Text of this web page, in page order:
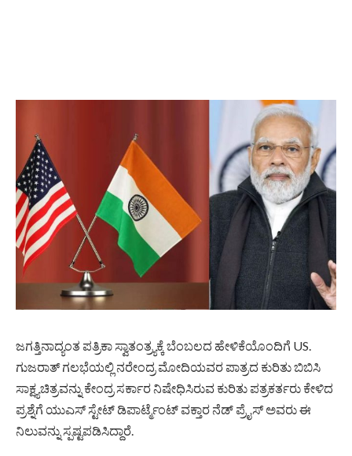
ಜಗತ್ತಿನಾದ್ಯಂತ ಪತ್ರಿಕಾ ಸ್ವಾತಂತ್ರ್ಯಕ್ಕೆ ಬೆಂಬಲದ ಹೇಳಿಕೆಯೊಂದಿಗೆ US.
ಗುಜರಾತ್ ಗಲಭೆಯಲ್ಲಿ ನರೇಂದ್ರ ಮೋದಿಯವರ ಪಾತ್ರದ ಕುರಿತು ಬಿಬಿಸಿ
ಸಾಕ್ಷ್ಯಚಿತ್ರವನ್ನು ಕೇಂದ್ರ ಸರ್ಕಾರ ನಿಷೇಧಿಸಿರುವ ಕುರಿತು ಪತ್ರಕರ್ತರು ಕೇಳಿದ
ಪ್ರಶ್ನೆಗೆ ಯುಎಸ್ ಸ್ಟೇಟ್ ಡಿಪಾರ್ಟ್ಮೆಂಟ್ ವಕ್ತಾರ ನೆಡ್ ಪ್ರೈಸ್ ಅವರು ಈ
ನಿಲುವನ್ನು ಸ್ಪಷ್ಟಪಡಿಸಿದ್ದಾರೆ.